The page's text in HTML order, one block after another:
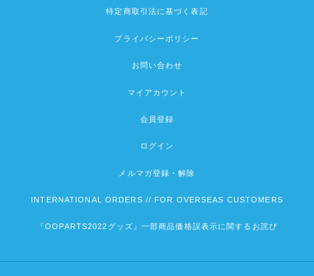
特定商取引法に基づく表記
プライバシーポリシー
お問い合わせ
マイアカウント
会員登録
ログイン
メルマガ登録・解除
INTERNATIONAL ORDERS // FOR OVERSEAS CUSTOMERS
『OOPARTS2022グッズ』一部商品価格誤表示に関するお詫び